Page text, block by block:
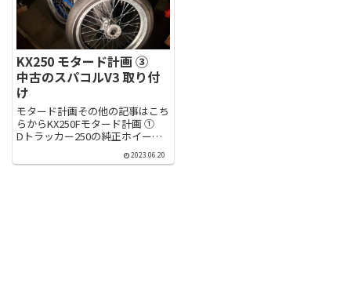
KX250 モタード計画 ③
中古のスパコルV3 取り付
け
モタード計画その他の記事はこち
らからKX250Fモタード計画 ①
Dトラッカー250の純正ホイール
流用に挑戦KX250Fモタード計画
② EXCELリムスポークセットで
2023.06.20